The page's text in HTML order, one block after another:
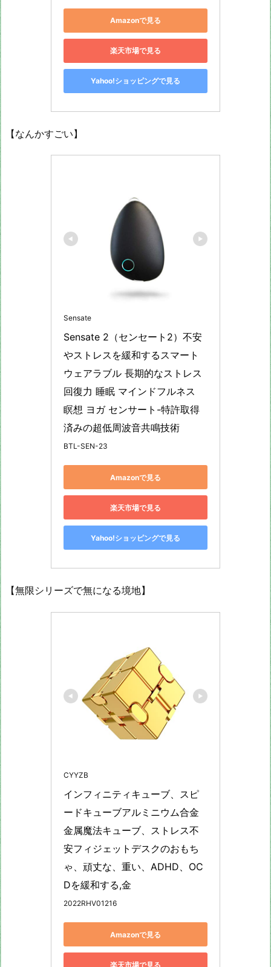
Amazonで見る
楽天市場で見る
Yahoo!ショッピングで見る
【なんかすごい】
Sensate
Sensate 2（センセート2）不安
やストレスを緩和するスマート
ウェアラブル 長期的なストレス
回復力 睡眠 マインドフルネス
瞑想 ヨガ センサート-特許取得
済みの超低周波音共鳴技術
BTL-SEN-23
Amazonで見る
楽天市場で見る
Yahoo!ショッピングで見る
【無限シリーズで無になる境地】
CYYZB
インフィニティキューブ、スピ
ードキューブアルミニウム合金
金属魔法キューブ、ストレス不
安フィジェットデスクのおもち
ゃ、頑丈な、重い、ADHD、OC
Dを緩和する,金
2022RHV01216
Amazonで見る
楽天市場で見る